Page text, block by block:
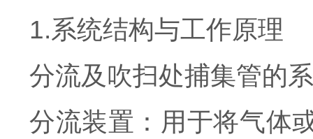
1.系统结构与工作原理
分流及吹扫处捕集管的
分流装置：用于将气体